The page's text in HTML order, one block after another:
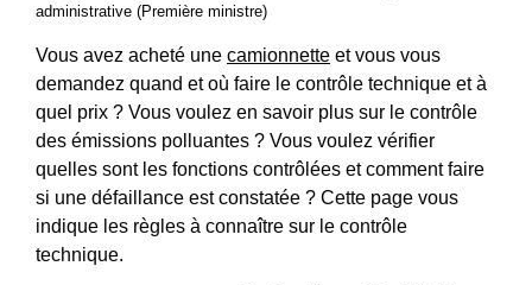
administrative (Première ministre)
Vous avez acheté une camionnette et vous vous
demandez quand et où faire le contrôle technique et à
quel prix ? Vous voulez en savoir plus sur le contrôle
des émissions polluantes ? Vous voulez vérifier
quelles sont les fonctions contrôlées et comment faire
si une défaillance est constatée ? Cette page vous
indique les règles à connaître sur le contrôle
technique.